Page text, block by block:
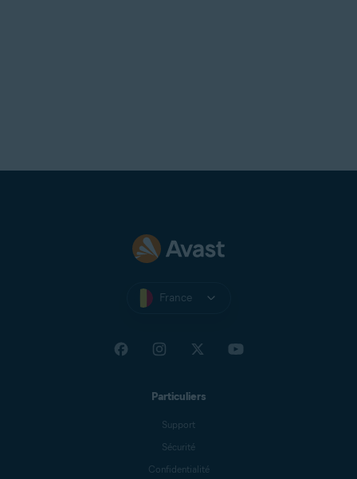
France
Particuliers
Support
Sécurité
Confidentialité